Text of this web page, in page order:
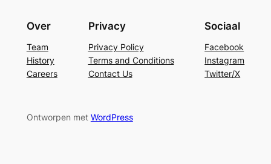
Over
Team
History
Careers
Privacy
Privacy Policy
Terms and Conditions
Contact Us
Sociaal
Facebook
Instagram
Twitter/X
Ontworpen met WordPress